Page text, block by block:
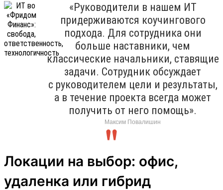
«Руководители в нашем ИТ
придерживаются коучингового
подхода. Для сотрудника они
больше наставники, чем
классические начальники, ставящие
задачи. Сотрудник обсуждает
с руководителем цели и результаты,
а в течение проекта всегда может
получить от него помощь».
Максим Повалишин
Локации на выбор: офис,
удаленка или гибрид